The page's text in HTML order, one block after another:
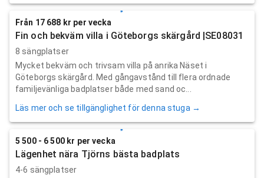
Från 17 688 kr per vecka
Fin och bekväm villa i Göteborgs skärgård |SE08031
8 sängplatser
Mycket bekväm och trivsam villa på anrika Näset i
Göteborgs skärgård. Med gångavstånd till flera ordnade
familjevänliga badplatser både med sand oc...
Läs mer och se tillgänglighet för denna stuga →
5 500 - 6 500 kr per vecka
Lägenhet nära Tjörns bästa badplats
4-6 sängplatser